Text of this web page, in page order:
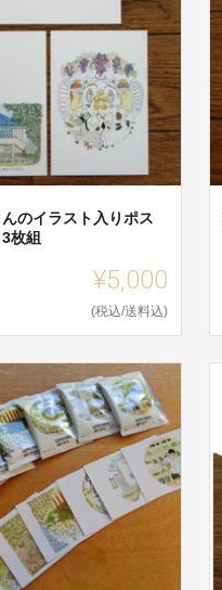
のイラスト入りポス
枚組
¥5,000
(税込/送料込)